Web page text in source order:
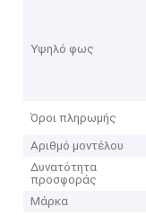
Υψηλό φως
Όροι πληρωμής
Αριθμό μοντέλου
Δυνατότητα
προσφοράς
Μάρκα